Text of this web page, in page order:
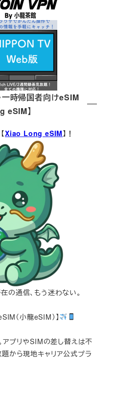
一時帰国者向けeSIM
eSIM】
Xiao Long eSIM】！
の通信、もう迷わない。
（小龍eSIM）】
プリやSIMの差し替えは不
から現地キャリア公式プラ